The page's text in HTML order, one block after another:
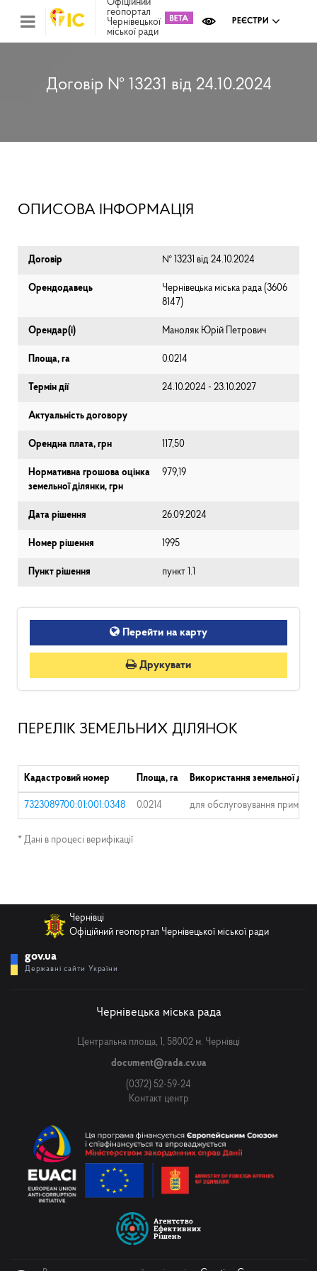
Офіційний
геопортал
Чернівецької
міської ради
РЕЄСТРИ
Договір № 13231 від 24.10.2024
ОПИСОВА ІНФОРМАЦІЯ
Договір № 13231 від 24.10.2024
Орендодавець
Чернівецька міська рада (⁨3606
8147⁩)
Орендар(і) Маноляк Юрій Петрович
Площа, га 0.0214
Термін дії 24.10.2024 - 23.10.2027
Актуальність договору
Орендна плата, грн 117,50
Нормативна грошова оцінка
земельної ділянки, грн
979,19
Дата рішення 26.09.2024
Номер рішення 1995
Пункт рішення пункт 1.1
Перейти на карту
Друкувати
ПЕРЕЛІК ЗЕМЕЛЬНИХ ДІЛЯНОК
Кадастровий номер Площа, га Використання земельної
7323089700:01:001:0348 0.0214 для обслуговування
* Дані в процесі верифікації
Чернівці
Офіційний геопортал Чернівецької міської ради
gov.ua
Державні сайти України
Чернівецька міська рада
Центральна площа, 1, 58002 м. Чернівці
document@rada.cv.ua
(0372) 52-59-24
Контакт центр